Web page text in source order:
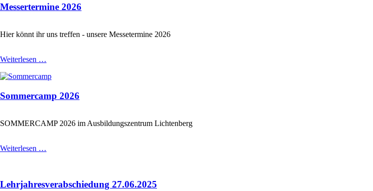
Messertermine 2026
Hier könnt ihr uns treffen - unsere Messetermine 2026
Weiterlesen …
Sommercamp 2026
SOMMERCAMP 2026 im Ausbildungszentrum Lichtenberg
Weiterlesen …
Lehrjahresverabschiedung 27.06.2025